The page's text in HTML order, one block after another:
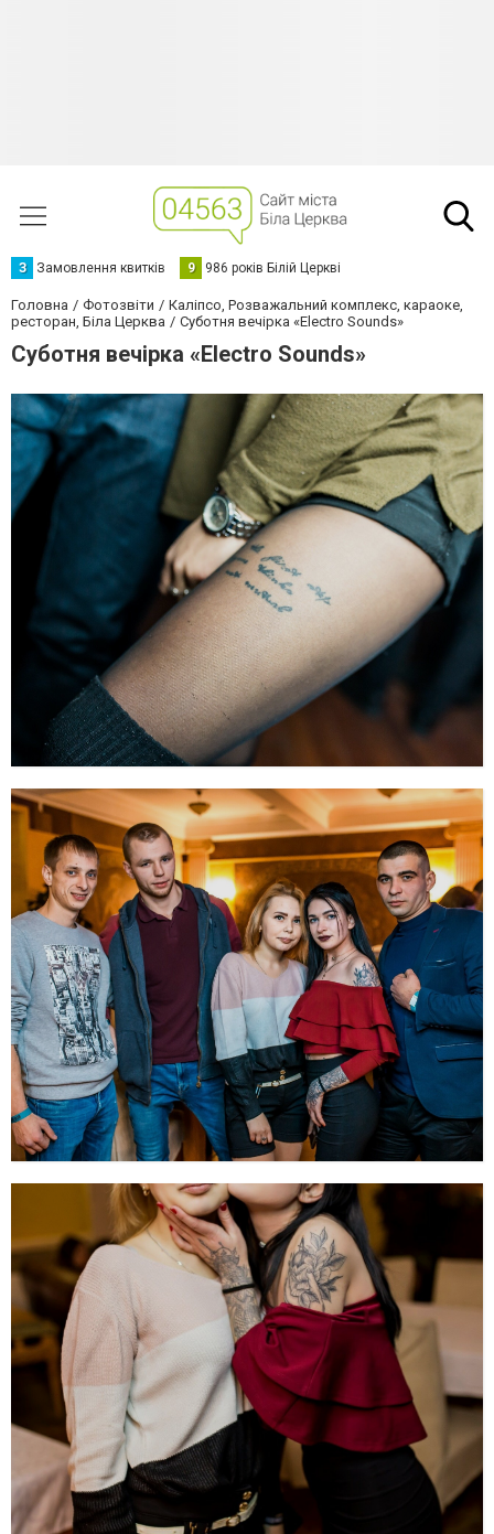
З Замовлення квитків 9 986 років Білій Церкві
Головна Фотозвіти
Каліпсо, Розважальний комплекс, караоке,
ресторан, Біла Церква
Суботня вечірка «Electro Sounds»
Суботня вечірка «Electro Sounds»